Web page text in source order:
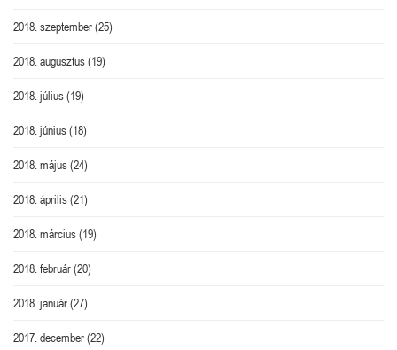
2018. szeptember(25)
2018. augusztus(19)
2018. július(19)
2018. június(18)
2018. május(24)
2018. április(21)
2018. március(19)
2018. február(20)
2018. január(27)
2017. december(22)